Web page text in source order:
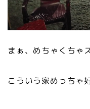
まぁ、めちゃくちゃ
こういう家めっちゃ